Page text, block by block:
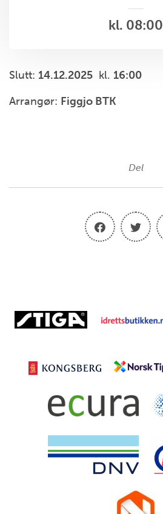
kl. 08:00
Slutt: 14.12.2025 kl. 16:00
Arrangør: Figgjo BTK
Del